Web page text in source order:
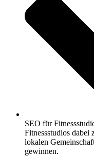
SEO für
Fitnessstudios
lokalen
gewinnen.